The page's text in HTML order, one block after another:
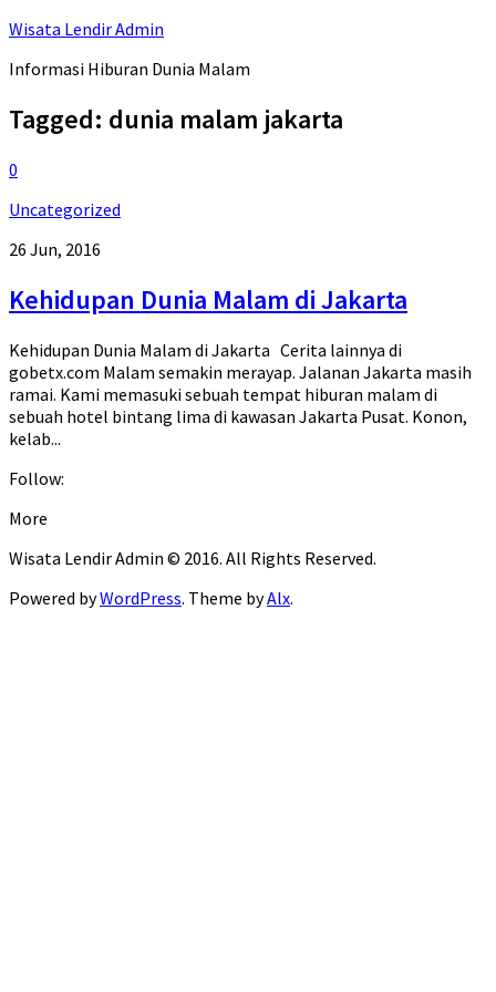
Wisata Lendir Admin
Informasi Hiburan Dunia Malam
Tagged: dunia malam jakarta
0
Uncategorized
26 Jun, 2016
Kehidupan Dunia Malam di Jakarta
Kehidupan Dunia Malam di Jakarta Cerita lainnya di
gobetx.com Malam semakin merayap. Jalanan Jakarta masih
ramai. Kami memasuki sebuah tempat hiburan malam di
sebuah hotel bintang lima di kawasan Jakarta Pusat. Konon,
kelab...
Follow:
More
Wisata Lendir Admin © 2016. All Rights Reserved.
Powered byWordPress. Theme byAlx.